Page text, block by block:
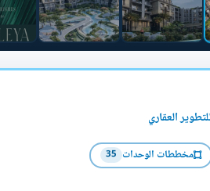
العقاري
مخططات الوحدات 35